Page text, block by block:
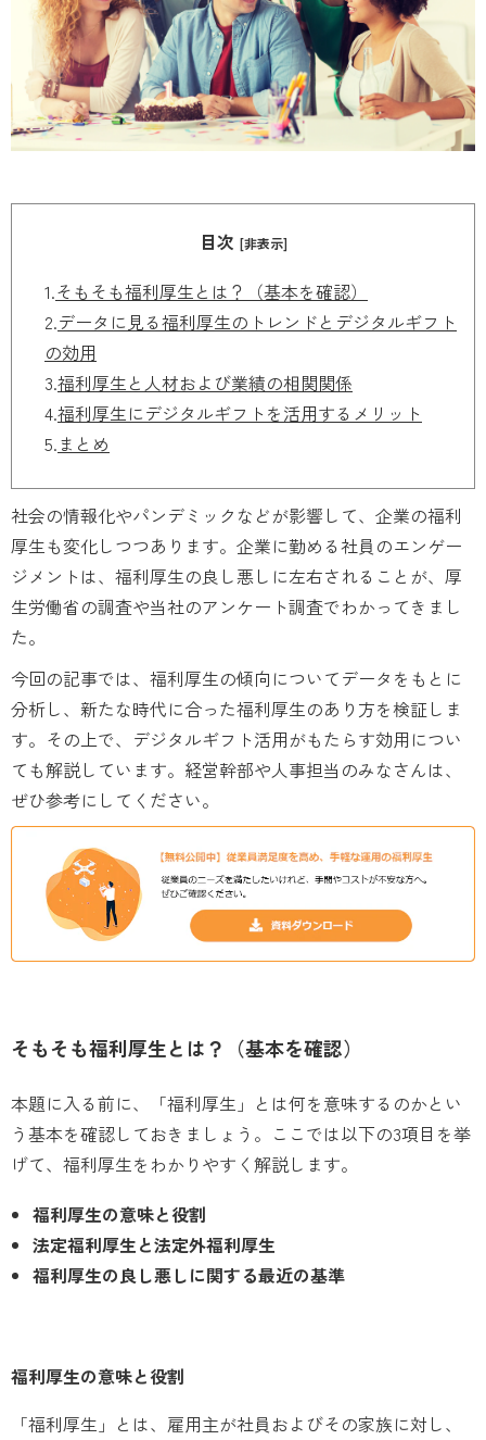
目次 [非表示]
1.そもそも福利厚生とは？（基本を確認）
2.データに見る福利厚生のトレンドとデジタルギフト
の効用
3.福利厚生と人材および業績の相関関係
4.福利厚生にデジタルギフトを活用するメリット
5.まとめ
社会の情報化やパンデミックなどが影響して、企業の福利
厚生も変化しつつあります。企業に勤める社員のエンゲー
ジメントは、福利厚生の良し悪しに左右されることが、厚
生労働省の調査や当社のアンケート調査でわかってきまし
た。
今回の記事では、福利厚生の傾向についてデータをもとに
分析し、新たな時代に合った福利厚生のあり方を検証しま
す。その上で、デジタルギフト活用がもたらす効用につい
ても解説しています。経営幹部や人事担当のみなさんは、
ぜひ参考にしてください。
そもそも福利厚生とは？（基本を確認）
本題に入る前に、「福利厚生」とは何を意味するのかとい
う基本を確認しておきましょう。ここでは以下の3項目を挙
げて、福利厚生をわかりやすく解説します。
福利厚生の意味と役割
法定福利厚生と法定外福利厚生
福利厚生の良し悪しに関する最近の基準
福利厚生の意味と役割
「福利厚生」とは、雇用主が社員およびその家族に対し、